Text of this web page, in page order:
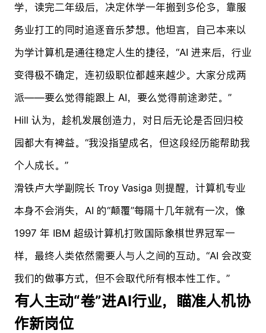
学，读完二年级后，决定休学一年搬到多伦多，靠服
务业打工的同时追逐音乐梦想。他坦言，自己本来以
为学计算机是通往稳定人生的捷径，“AI 进来后，行业
变得极不确定，连初级职位都越来越少。大家分成两
派——要么觉得能跟上 AI，要么觉得前途渺茫。”
Hill 认为，趁机发展创造力，对日后无论是否回归校
园都大有裨益。“我没指望成名，但这段经历能帮助我
个人成长。”
滑铁卢大学副院长 Troy Vasiga 则提醒，计算机专业
本身不会消失，AI 的“颠覆”每隔十几年就有一次，像
1997 年 IBM 超级计算机打败国际象棋世界冠军一
样，最终人类依然需要人与人之间的互动。“AI 会改变
我们的做事方式，但不会取代所有根本性工作。”
有人主动“卷”进AI行业，瞄准人机协
作新岗位